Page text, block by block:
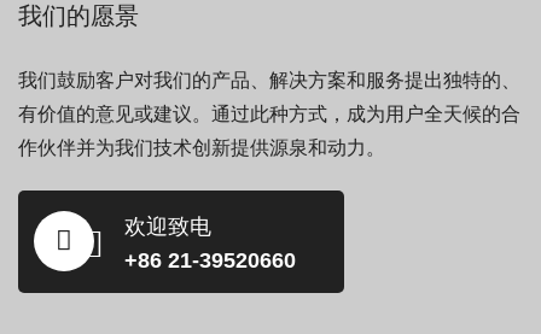
我们的愿景
我们鼓励客户对我们的产品、解决方案和服务提出独特的、
有价值的意见或建议。通过此种方式，成为用户全天候的合
作伙伴并为我们技术创新提供源泉和动力。
欢迎致电
+86 21-39520660